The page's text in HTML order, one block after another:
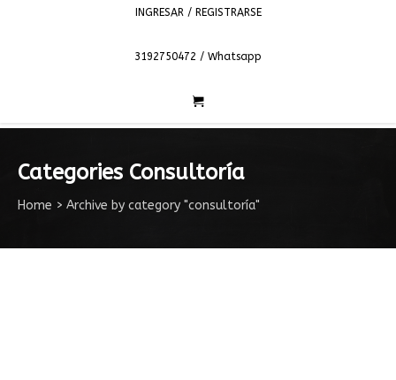
INGRESAR / REGISTRARSE
3192750472 / Whatsapp
Categories Consultoría
Home > Archive by category "consultoría"